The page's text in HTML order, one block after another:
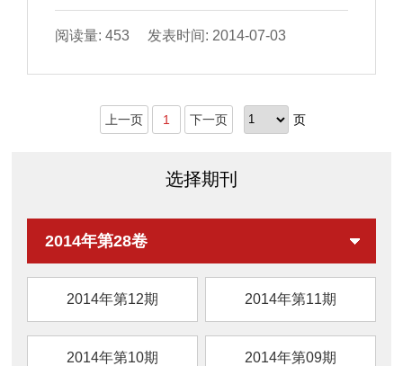
评价方法可分为主 （感官评价）、客观2 类。
本文对这些分...
阅读量: 453 发表时间: 2014-07-03
上一页 1 下一页 页
选择期刊
2014年第28卷
2014年第12期 2014年第11期
2014年第10期 2014年第09期